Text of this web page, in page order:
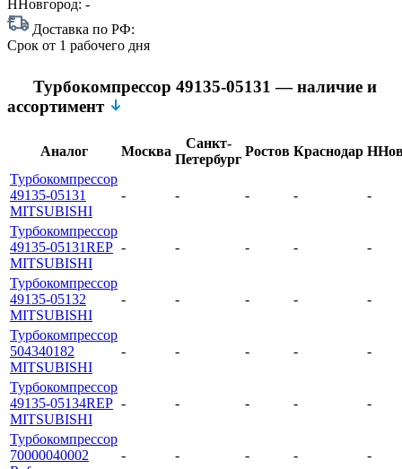
ННовгород: -
Доставка по РФ:
Срок от 1 рабочего дня
Турбокомпрессор 49135-05131 — наличие и
ассортимент
Аналог Москва
Санкт-
Петербург
Ростов Краснодар
Турбокомпрессор
49135-05131
MITSUBISHI
- - - - -
Турбокомпрессор
49135-05131REP
MITSUBISHI
- - - - -
Турбокомпрессор
49135-05132
MITSUBISHI
- - - - -
Турбокомпрессор
504340182
MITSUBISHI
- - - - -
Турбокомпрессор
49135-05134REP
MITSUBISHI
- - - - -
Турбокомпрессор
70000040002
- - - - -